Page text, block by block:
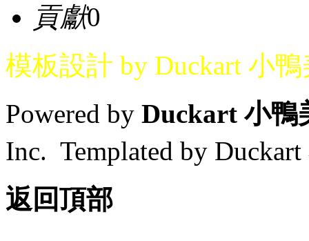
貢獻0
模板設計 by Duckart 小
Powered by Duckart 小鴨
Inc. Templated by
返回頂部